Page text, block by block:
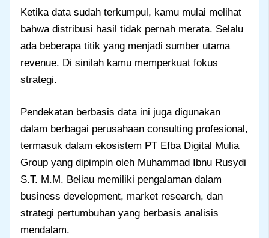
Ketika data sudah terkumpul, kamu mulai melihat
bahwa distribusi hasil tidak pernah merata. Selalu
ada beberapa titik yang menjadi sumber utama
revenue. Di sinilah kamu memperkuat fokus
strategi.
Pendekatan berbasis data ini juga digunakan
dalam berbagai perusahaan consulting profesional,
termasuk dalam ekosistem PT Efba Digital Mulia
Group yang dipimpin oleh Muhammad Ibnu Rusydi
S.T. M.M. Beliau memiliki pengalaman dalam
business development, market research, dan
strategi pertumbuhan yang berbasis analisis
mendalam.